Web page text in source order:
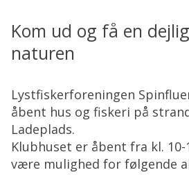
Kom ud og få en
naturen
Lystfiskerforeningen
åbent hus og fiskeri på
Ladeplads.
Klubhuset er åbent fra kl.
være mulighed for følgende